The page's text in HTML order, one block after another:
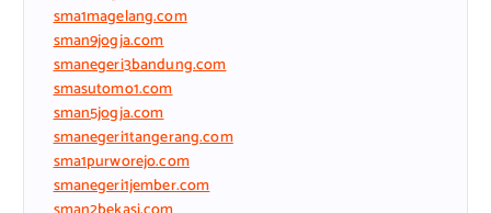
sma1magelang.com
sman9jogja.com
smanegeri3bandung.com
smasutomo1.com
sman5jogja.com
smanegeri1tangerang.com
sma1purworejo.com
smanegeri1jember.com